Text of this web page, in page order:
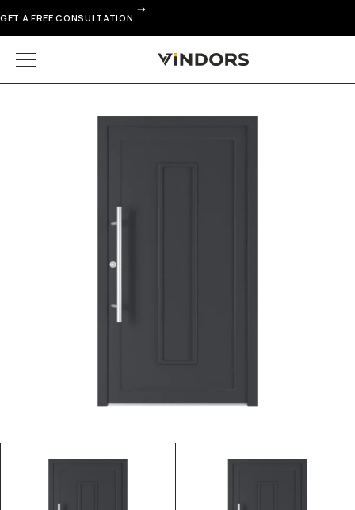
GET A FREE CONSULTATION